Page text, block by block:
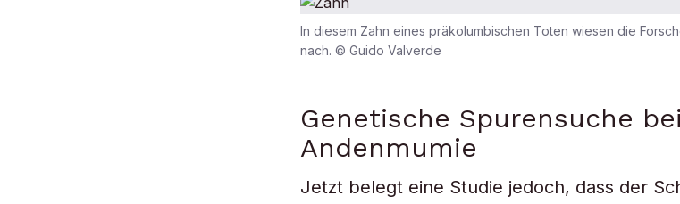
In diesem Zahn eines präkolumbischen Toten wiesen die
nach. © Guido Valverde
Genetische Spurensuche
Andenmumie
Jetzt belegt eine Studie jedoch, dass der